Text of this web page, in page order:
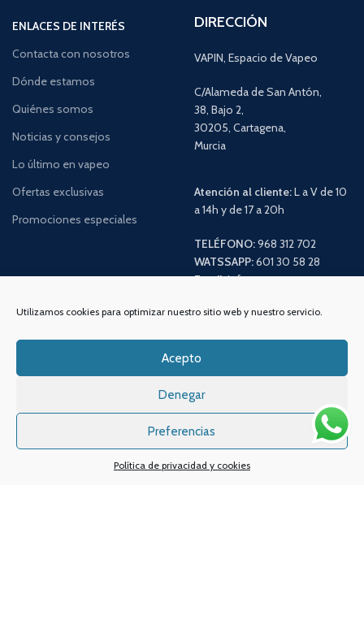
Utilizamos cookies para optimizar nuestro sitio web y nuestro servicio.
Acepto
Denegar
Preferencias
Política de privacidad y cookies
ENLACES DE INTERÉS
Contacta con nosotros
Dónde estamos
Quiénes somos
Noticias y consejos
Lo último en vapeo
Ofertas exclusivas
Promociones especiales
DIRECCIÓN
VAPIN, Espacio de Vapeo
C/Alameda de San Antón,
38, Bajo 2,
30205, Cartagena,
Murcia
Atención al cliente:L a V de 10
a 14h y de 17 a 20h
TELÉFONO:968 312 702
WATSSAPP:601 30 58 28
Email:info@vapeo.es